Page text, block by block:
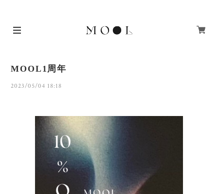
MOOL1周年
2023/05/04 18:18